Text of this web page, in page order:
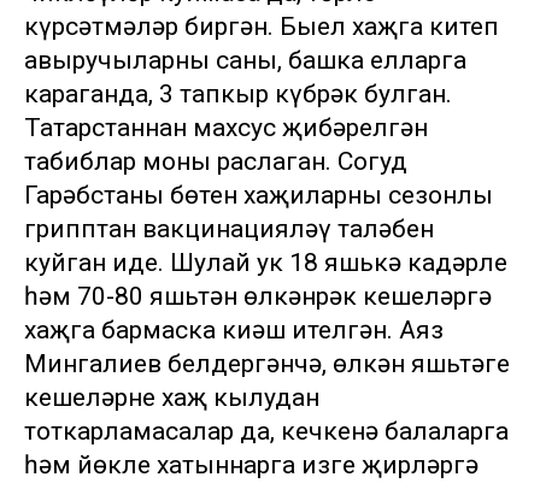
күрсәтмәләр биргән. Быел хаҗга китеп
авыручыларның саны, башка елларга
караганда, 3 тапкыр күбрәк булган.
Татарстаннан махсус җибәрелгән
табиблар моны раслаган. Согуд
Гарәбстаны бөтен хаҗиларны сезонлы
грипптан вакцинацияләү таләбен
куйган иде. Шулай ук 18 яшькә кадәрле
һәм 70-80 яшьтән өлкәнрәк кешеләргә
хаҗга бармаска киңәш ителгән. Аяз
Мингалиев белдергәнчә, өлкән яшьтәге
кешеләрне хаҗ кылудан
тоткарламасалар да, кечкенә балаларга
һәм йөкле хатыннарга изге җирләргә